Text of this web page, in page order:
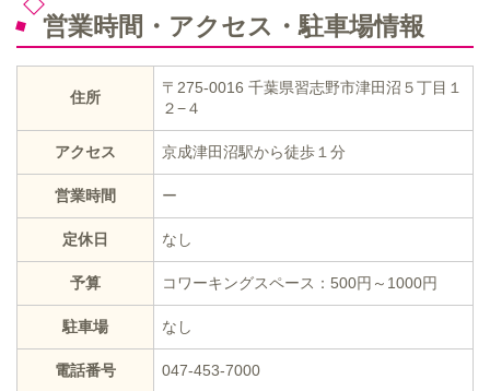
営業時間・アクセス・駐車場情報
住所
〒275-0016 千葉県習志野市津田沼５丁目１
２−４
アクセス 京成津田沼駅から徒歩１分
営業時間 ー
定休日 なし
予算 コワーキングスペース：500円～1000円
駐車場 なし
電話番号 047-453-7000